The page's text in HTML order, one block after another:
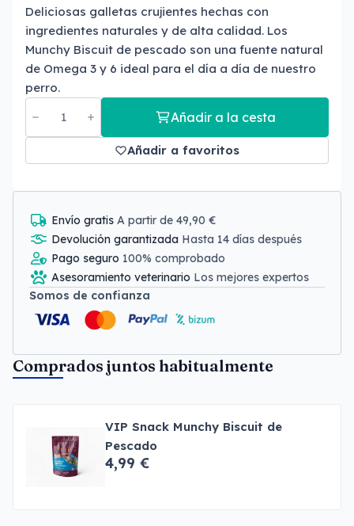
Deliciosas galletas crujientes hechas con
ingredientes naturales y de alta calidad. Los
Munchy Biscuit de pescado son una fuente natural
de Omega 3 y 6 ideal para el día a día de nuestro
perro.
Añadir a la cesta
Añadir a favoritos
Envío gratis A partir de 49,90 €
Devolución garantizada Hasta 14 días después
Pago seguro 100% comprobado
Asesoramiento veterinario Los mejores expertos
Somos de confianza
Comprados juntos habitualmente
VIP Snack Munchy Biscuit de
Pescado
4,99 €